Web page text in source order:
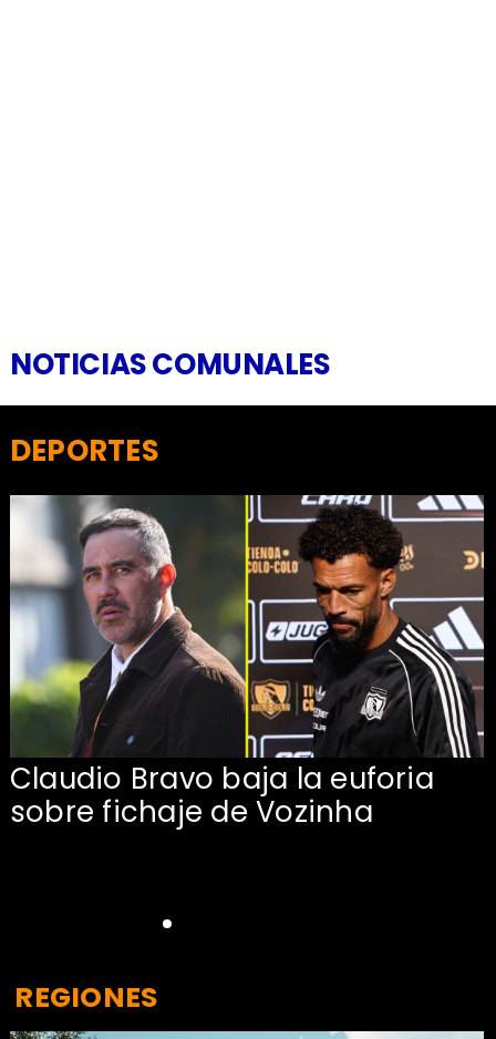
NOTICIAS COMUNALES
Claudio Bravo baja la euforia
sobre fichaje de Vozinha
DEPORTES
REGIONES